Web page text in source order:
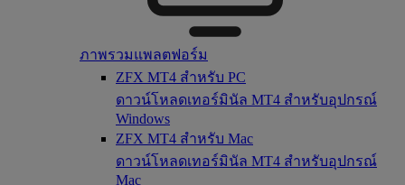
ภาพรวมแพลตฟอร์ม
ZFX MT4 สำหรับ PC
ดาวน์โหลดเทอร์มินัล MT4 สำหรับอุปกรณ์
Windows
ZFX MT4 สำหรับ Mac
ดาวน์โหลดเทอร์มินัล MT4 สำหรับอุปกรณ์
Mac